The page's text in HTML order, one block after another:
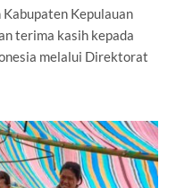
Kepulauan
terima kasih kepada
melalui Direktorat